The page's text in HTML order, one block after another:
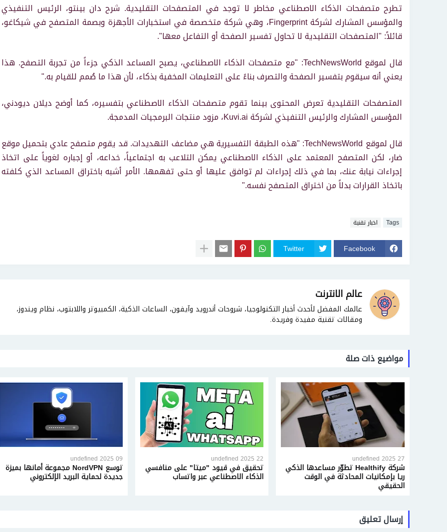
تطرح متصفحات الذكاء الاصطناعي مخاطر لا توجد في المتصفحات التقليدية. شرح دان بينتو، الرئيس التنفيذي
والمؤسس المشارك لشركة Fingerprint، وهي شركة متخصصة في استخبارات الأجهزة وبصمة المتصفح في شيكاغو،
قائلاً: "المتصفحات التقليدية لا تحاول تفسير الصفحة أو التفاعل معها".
قال لموقع TechNewsWorld: "مع متصفحات الذكاء الاصطناعي، يصبح المساعد الذكي جزءاً من تجربة التصفح. هذا
يعني أنه سيقوم بتفسير الصفحة والتصرف بناءً على التعليمات المخفية بذكاء، لأن هذا ما صُمم للقيام به."
المتصفحات التقليدية تعرض المحتوى بينما تقوم متصفحات الذكاء الاصطناعي بتفسيره، كما أوضح ديلان ديودني،
المؤسس المشارك والرئيس التنفيذي لشركة Kuvi.ai، مزود منتجات البرمجيات المدمجة.
قال لموقع TechNewsWorld: "هذه الطبقة التفسيرية هي مضاعف التهديدات. قد يقوم متصفح عادي بتحميل موقع
ضار، لكن المتصفح المعتمد على الذكاء الاصطناعي يمكن التلاعب به اجتماعياً، خداعه، أو إجباره لغوياً على اتخاذ
إجراءات نيابة عنك، بما في ذلك إجراءات لم توافق عليها أو حتى تفهمها. الأمر أشبه باختراق المساعد الذي كلفته
باتخاذ القرارات بدلاً من اختراق المتصفح نفسه."
Tags اخبار تقنية
Facebook
Twitter
عالم الانترنت
عالمك المفضل لأحدث أخبار التكنولوجيا، شروحات أندرويد وآيفون، الساعات الذكية، الكمبيوتر واللابتوب، نظام ويندوز،
ومقالات تقنية مفيدة وفريدة.
مواضيع ذات صلة
27 undefined 2025
شركة Healthify تطوّر مساعدها الذكي
ريا بإمكانيات المحادثة في الوقت
الحقيقي
22 undefined 2025
تحقيق في قيود "ميتا" على منافسي
الذكاء الاصطناعي عبر واتساب
09 undefined 2025
توسع NordVPN مجموعة أمانها بميزة
جديدة لحماية البريد الإلكتروني
إرسال تعليق